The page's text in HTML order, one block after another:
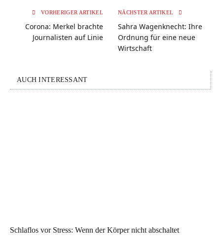
VORHERIGER ARTIKEL
Corona: Merkel brachte
Journalisten auf Linie
NÄCHSTER ARTIKEL
Sahra Wagenknecht: Ihre
Ordnung für eine neue
Wirtschaft
AUCH INTERESSANT
Schlaflos vor Stress: Wenn der Körper nicht abschaltet